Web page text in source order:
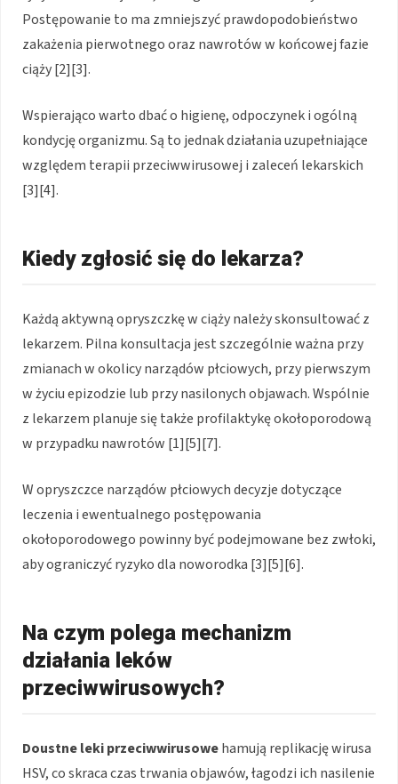
Postępowanie to ma zmniejszyć prawdopodobieństwo
zakażenia pierwotnego oraz nawrotów w końcowej fazie
ciąży [2][3].
Wspierająco warto dbać o higienę, odpoczynek i ogólną
kondycję organizmu. Są to jednak działania uzupełniające
względem terapii przeciwwirusowej i zaleceń lekarskich
[3][4].
Kiedy zgłosić się do lekarza?
Każdą aktywną opryszczkę w ciąży należy skonsultować z
lekarzem. Pilna konsultacja jest szczególnie ważna przy
zmianach w okolicy narządów płciowych, przy pierwszym
w życiu epizodzie lub przy nasilonych objawach. Wspólnie
z lekarzem planuje się także profilaktykę okołoporodową
w przypadku nawrotów [1][5][7].
W opryszczce narządów płciowych decyzje dotyczące
leczenia i ewentualnego postępowania
okołoporodowego powinny być podejmowane bez zwłoki,
aby ograniczyć ryzyko dla noworodka [3][5][6].
Na czym polega mechanizm
działania leków
przeciwwirusowych?
Doustne leki przeciwwirusowehamują replikację wirusa
HSV, co skraca czas trwania objawów, łagodzi ich nasilenie